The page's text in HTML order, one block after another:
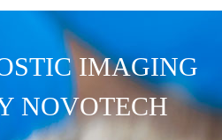
IMAGING
NOVOTECH